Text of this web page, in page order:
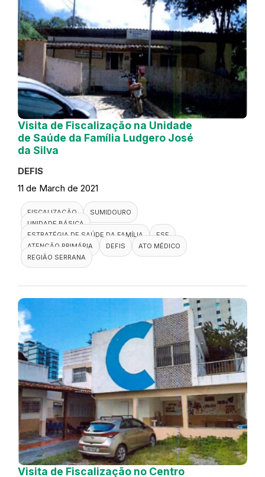
Visita de Fiscalização na Unidade
de Saúde da Família Ludgero José
da Silva
DEFIS
11 de March de 2021
FISCALIZAÇÃO
SUMIDOURO
UNIDADE BÁSICA
ESTRATÉGIA DE SAÚDE DA FAMÍLIA
ESF
ATENÇÃO PRIMÁRIA
DEFIS
ATO MÉDICO
REGIÃO SERRANA
Visita de Fiscalização no Centro